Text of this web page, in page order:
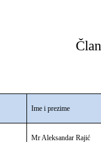
Ime i prezime
Mr Aleksandar Rajić